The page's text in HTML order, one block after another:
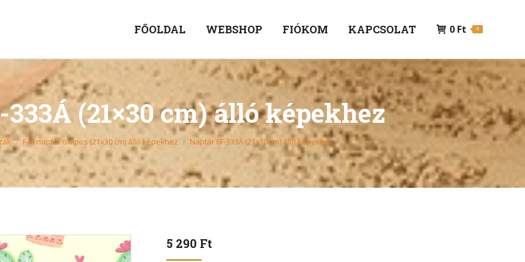
FŐOLDAL WEBSHOP FIÓKOM KAPCSOLAT 0 Ft 0
(21×30 cm) álló képekhez
Fali naptár 6 lapos (21x30 cm) álló képekhez Naptár 6F-333Á (21×30 cm) álló képekhez
5 290 Ft